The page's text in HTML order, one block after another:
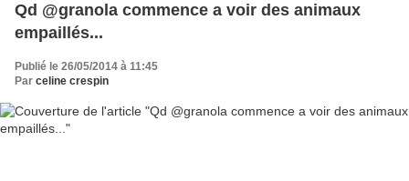
Qd @granola commence a voir des animaux
empaillés...
Publié le 26/05/2014 à 11:45
Par celine crespin